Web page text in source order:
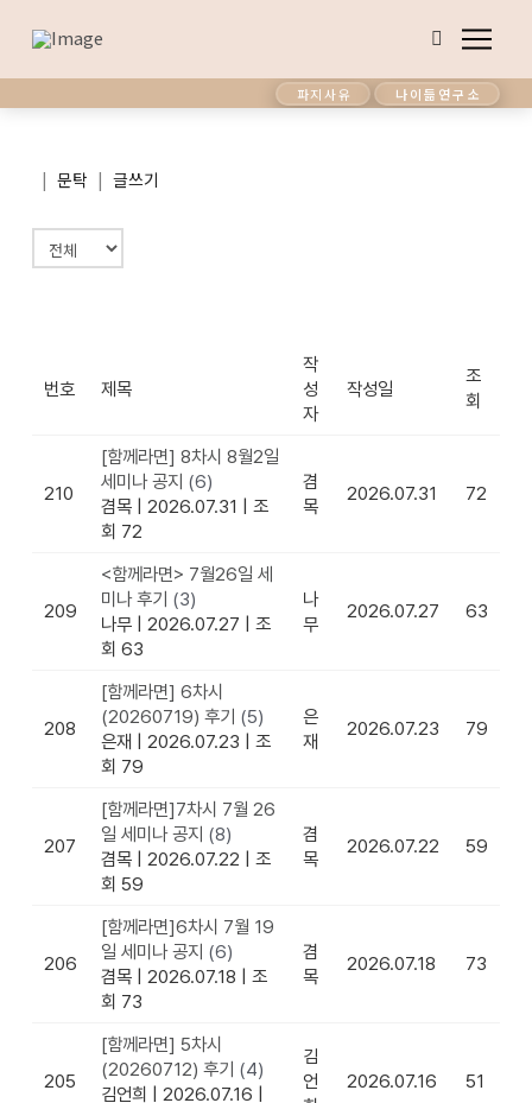
파지사유 나이듦연구소
| 문탁 | 글쓰기
번호 제목
작
성
자
작성일
조
회
210
[함께라면] 8차시 8월2일
세미나 공지 (6)
겸목
2026.07.31
조
회 72
겸
목
2026.07.31 72
209
<함께라면> 7월26일 세
미나 후기 (3)
나무
2026.07.27
조
회 63
나
무
2026.07.27 63
208
[함께라면] 6차시
(20260719) 후기 (5)
은재
2026.07.23
조
회 79
은
재
2026.07.23 79
207
[함께라면]7차시 7월 26
일 세미나 공지 (8)
겸목
2026.07.22
조
회 59
겸
목
2026.07.22 59
206
[함께라면]6차시 7월 19
일 세미나 공지 (6)
겸목
2026.07.18
조
회 73
겸
목
2026.07.18 73
205
[함께라면] 5차시
(20260712) 후기 (4)
김언희
2026.07.16
김
언
2026.07.16 51